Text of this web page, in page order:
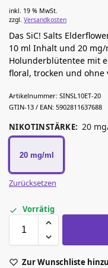
inkl. 19 % MwSt.
zzgl. Versandkosten
Das SiC! Salts
10 ml Inhalt und 20 mg/
Holunderblütentee mit
floral, trocken und ohne
Artikelnummer: SINSL10ET-20
GTIN-13 / EAN: 5902811637688
NIKOTINSTÄRKE: 20
20 mg/ml
Zurücksetzen
Vorrätig
Zur Wunschliste